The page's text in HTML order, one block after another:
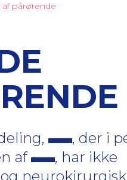
pårørende
, der i
af
, har ikke
neurokirurgisk